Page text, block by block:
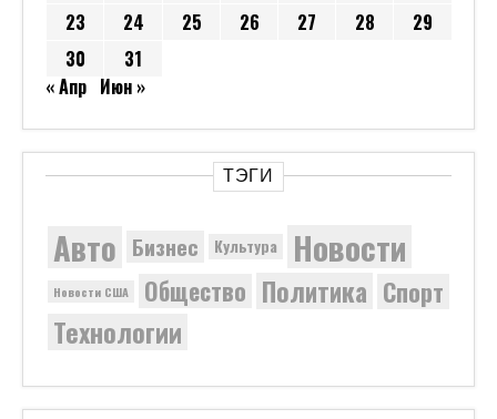
23
24 25 26 27 28
29
30
31
« Апр Июн »
ТЭГИ
Авто Бизнес Культура Новости
Новости США Общество Политика Спорт
Технологии